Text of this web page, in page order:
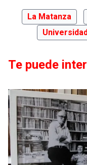
La Matanza
Te puede